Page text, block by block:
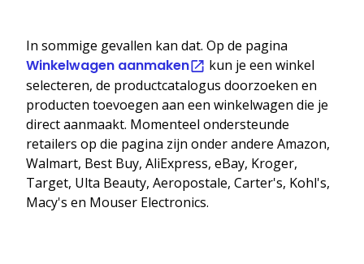
In sommige gevallen kan dat. Op de pagina
Winkelwagen aanmaken
kun je een winkel
selecteren, de productcatalogus doorzoeken en
producten toevoegen aan een winkelwagen die je
direct aanmaakt. Momenteel ondersteunde
retailers op die pagina zijn onder andere Amazon,
Walmart, Best Buy, AliExpress, eBay, Kroger,
Target, Ulta Beauty, Aeropostale, Carter's, Kohl's,
Macy's en Mouser Electronics.